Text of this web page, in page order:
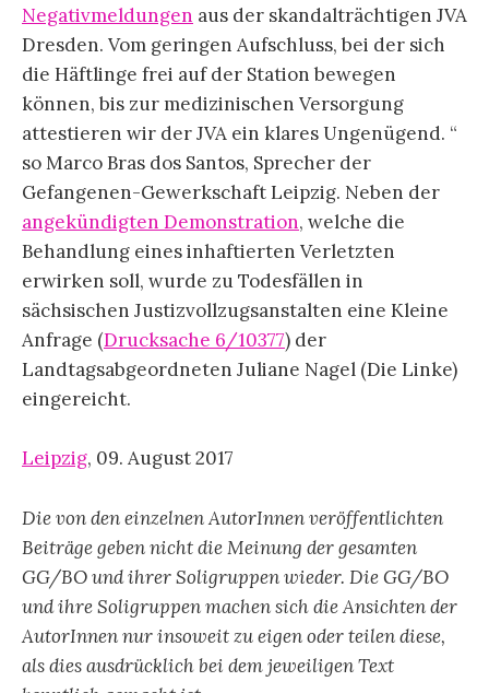
Negativmeldungen aus der skandalträchtigen JVA
Dresden. Vom geringen Aufschluss, bei der sich
die Häftlinge frei auf der Station bewegen
können, bis zur medizinischen Versorgung
attestieren wir der JVA ein klares Ungenügend. “
so Marco Bras dos Santos, Sprecher der
Gefangenen-Gewerkschaft Leipzig. Neben der
angekündigten Demonstration, welche die
Behandlung eines inhaftierten Verletzten
erwirken soll, wurde zu Todesfällen in
sächsischen Justizvollzugsanstalten eine Kleine
Anfrage (Drucksache 6/10377) der
Landtagsabgeordneten Juliane Nagel (Die Linke)
eingereicht.
Leipzig, 09. August 2017
Die von den einzelnen AutorInnen veröffentlichten
Beiträge geben nicht die Meinung der gesamten
GG/BO und ihrer Soligruppen wieder. Die GG/BO
und ihre Soligruppen machen sich die Ansichten der
AutorInnen nur insoweit zu eigen oder teilen diese,
als dies ausdrücklich bei dem jeweiligen Text